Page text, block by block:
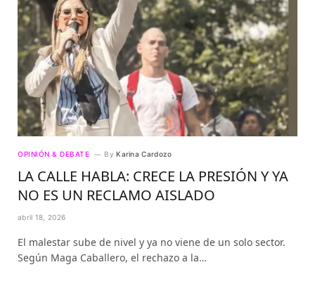
OPINIÓN & DEBATE By Karina Cardozo
LA CALLE HABLA: CRECE LA PRESIÓN Y YA
NO ES UN RECLAMO AISLADO
abril 18, 2026
El malestar sube de nivel y ya no viene de un solo sector.
Según Maga Caballero, el rechazo a la…